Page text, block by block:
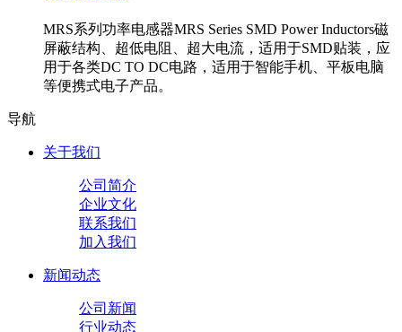
MRS系列功率电感器MRS Series SMD Power Inductors磁
屏蔽结构、超低电阻、超大电流，适用于SMD贴装，应
用于各类DC TO DC电路，适用于智能手机、平板电脑
等便携式电子产品。
导航
关于我们
公司简介
企业文化
联系我们
加入我们
新闻动态
公司新闻
行业动态